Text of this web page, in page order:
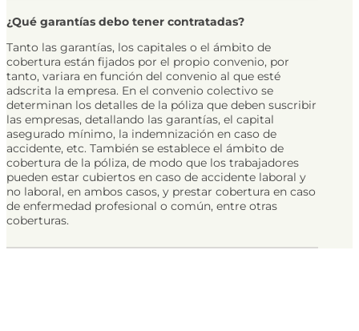
¿Qué garantías debo tener contratadas?
Tanto las garantías, los capitales o el ámbito de
cobertura están fijados por el propio convenio, por
tanto, variara en función del convenio al que esté
adscrita la empresa. En el convenio colectivo se
determinan los detalles de la póliza que deben suscribir
las empresas, detallando las garantías, el capital
asegurado mínimo, la indemnización en caso de
accidente, etc. También se establece el ámbito de
cobertura de la póliza, de modo que los trabajadores
pueden estar cubiertos en caso de accidente laboral y
no laboral, en ambos casos, y prestar cobertura en caso
de enfermedad profesional o común, entre otras
coberturas.